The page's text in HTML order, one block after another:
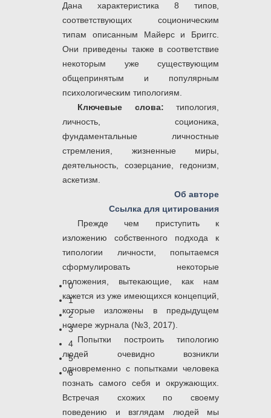
0
1
2
3
4
5
6
Дана характеристика 8 типов,
соответствующих соционическим
типам описанным Майерс и Бриггс.
Они приведены также в соответствие
некоторым уже существующим
общепринятым и популярным
психологическим типологиям.
Ключевые слова: типология,
личность, соционика,
фундаментальные личностные
стремления, жизненные миры,
деятельность, созерцание, гедонизм,
аскетизм.
Об авторе
Ссылка для цитирования
Прежде чем приступить к
изложению собственного подхода к
типологии личности, попытаемся
сформулировать некоторые
положения, вытекающие, как нам
кажется из уже имеющихся концепций,
которые изложены в предыдущем
номере журнала (№3, 2017).
Попытки построить типологию
людей очевидно возникли
одновременно с попытками человека
познать самого себя и окружающих.
Встречая схожих по своему
поведению и взглядам людей мы